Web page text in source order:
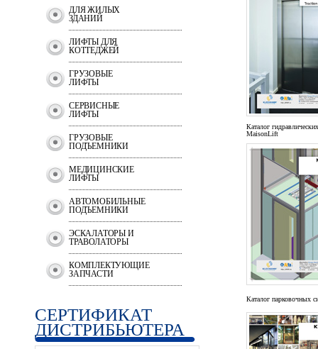
ДЛЯ ЖИЛЫХ
ЗДАНИЙ
ЛИФТЫ ДЛЯ
КОТТЕДЖЕЙ
ГРУЗОВЫЕ
ЛИФТЫ
СЕРВИСНЫЕ
ЛИФТЫ
ГРУЗОВЫЕ
ПОДЪЕМНИКИ
МЕДИЦИНСКИЕ
ЛИФТЫ
АВТОМОБИЛЬНЫЕ
ПОДЪЕМНИКИ
ЭСКАЛАТОРЫ И
ТРАВОЛАТОРЫ
КОМПЛЕКТУЮЩИЕ
ЗАПЧАСТИ
СЕРТИФИКАТ
ДИСТРИБЬЮТЕРА
Каталог
MaisonLift
Каталог парковочных